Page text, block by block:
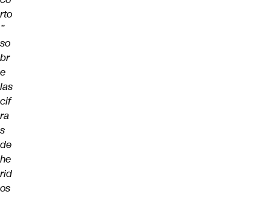
rto
”
so
br
e
las
cif
ra
s
de
he
rid
os